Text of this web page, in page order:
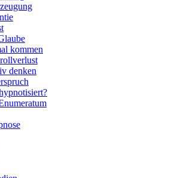
kommen
denken